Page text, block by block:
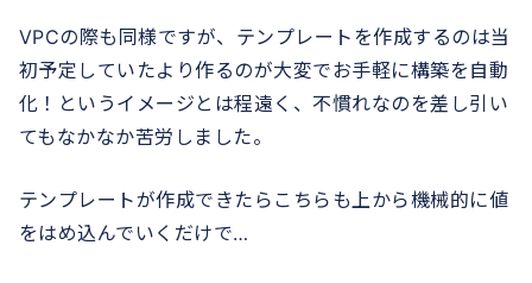
VPCの際も同様ですが、テンプレートを作成するのは当
初予定していたより作るのが大変でお手軽に構築を自動
化！というイメージとは程遠く、不慣れなのを差し引い
てもなかなか苦労しました。
テンプレートが作成できたらこちらも上から機械的に値
をはめ込んでいくだけで…